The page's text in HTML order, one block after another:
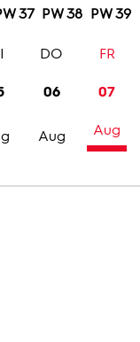
37 PW 38 PW 39
06
Aug
DO
07
Aug
FR